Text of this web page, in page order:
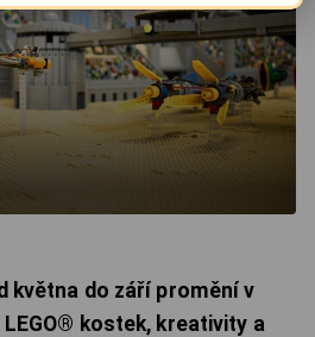
května do září promění v
kostek, kreativity a